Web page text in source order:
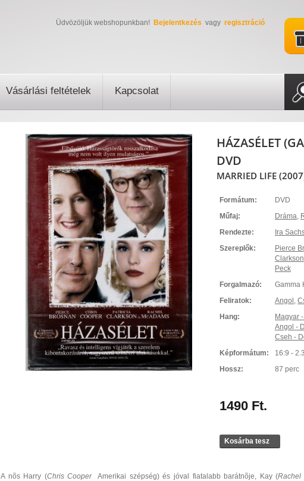
Üdvözöljük webshopunkban! Bejelentkezés vagy regisztráció
Vásárlási feltételek Kapcsolat
HÁZASÉLET
DVD
MARRIED LIFE
Formátum:
DVD
Műfaj:
Dráma,
Rendezte:
Ira
Szereplők:
Pierce
Clarkson
Peck
Forgalmazó:
Gamma
Feliratok:
Angol ,
Hang:
Magyar
Angol -
Cseh -
Képformátum:
16:9 -
Hossz:
87 perc
1490 Ft.
Kosárba tesz
A nõs Harry (Chris Cooper Amerikai szépség) és jóval fiatalabb barátnõje, Kay (Rachel